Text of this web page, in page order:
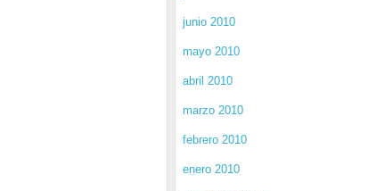
junio 2010
mayo 2010
abril 2010
marzo 2010
febrero 2010
enero 2010